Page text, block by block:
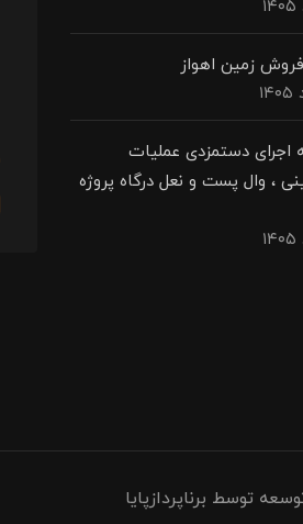
فروش زمین اهواز
اجرای دستمزدی عملیات
، وال پست و نعل درگاه پروژه
توسط برناپردازپایا